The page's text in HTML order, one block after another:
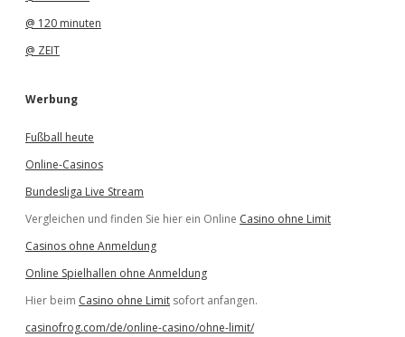
@ 120 minuten
@ ZEIT
Werbung
Fußball heute
Online-Casinos
Bundesliga Live Stream
Vergleichen und finden Sie hier ein Online Casino ohne Limit
Casinos ohne Anmeldung
Online Spielhallen ohne Anmeldung
Hier beim Casino ohne Limit sofort anfangen.
casinofrog.com/de/online-casino/ohne-limit/